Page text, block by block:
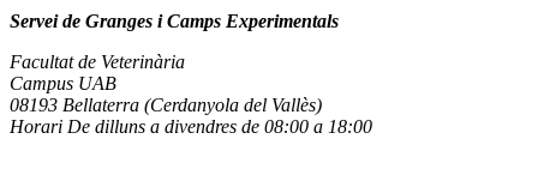
Servei de Granges i Camps Experimentals
Facultat de Veterinària
Campus UAB
08193 Bellaterra (Cerdanyola del Vallès)
Horari De dilluns a divendres de 08:00 a 18:00